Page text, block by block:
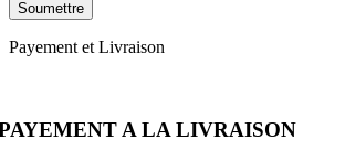
Payement et Livraison
A LA LIVRAISON